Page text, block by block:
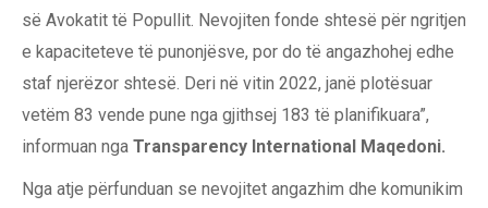
së Avokatit të Popullit. Nevojiten fonde shtesë për ngritjen
e kapaciteteve të punonjësve, por do të angazhohej edhe
staf njerëzor shtesë. Deri në vitin 2022, janë plotësuar
vetëm 83 vende pune nga gjithsej 183 të planifikuara”,
informuan nga Transparency International Maqedoni.
Nga atje përfunduan se nevojitet angazhim dhe komunikim